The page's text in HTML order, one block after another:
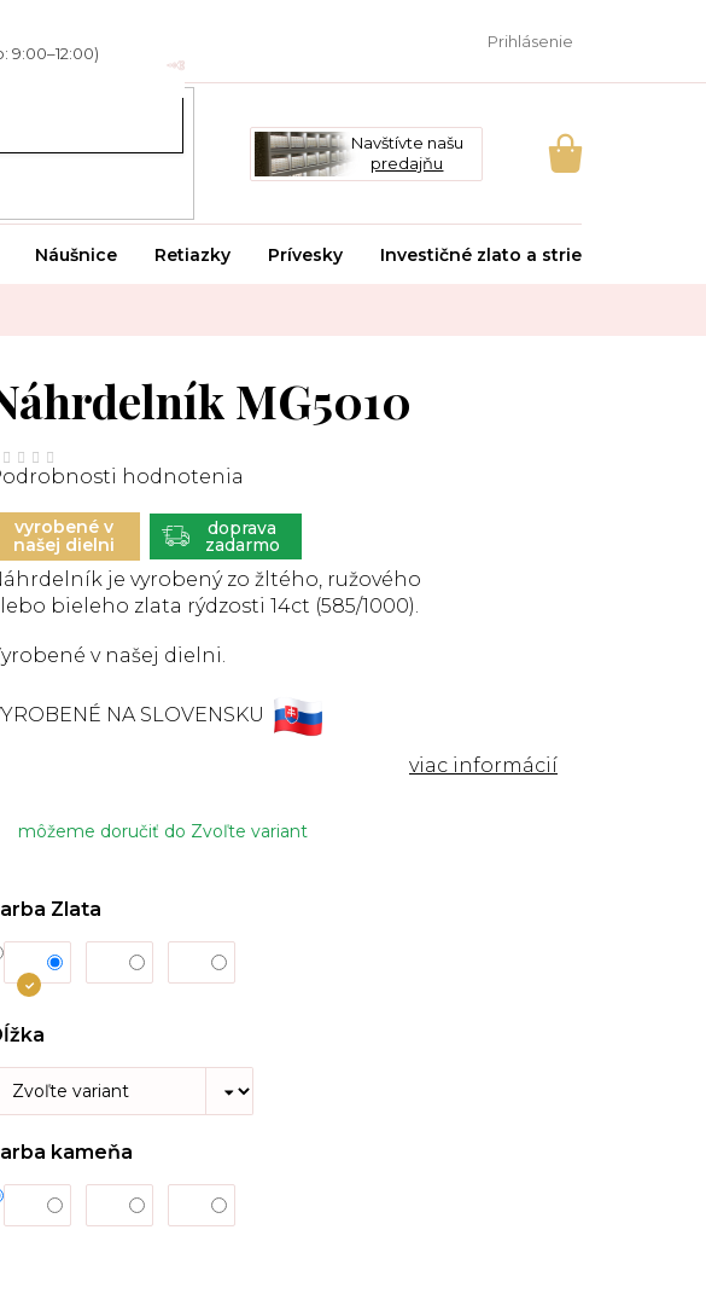
Prihlásenie
Navštívte našu
predajňu
NÁKUPNÝ
Náušnice Retiazky Prívesky Investičné zlato a striebro
môžeme doručiť do Zvoľte variant
Zlata
kameňa
je vyrobený zo žltého, ružového
bieleho zlata rýdzosti 14ct (585/1000).
v našej dielni.
NA SLOVENSKU
MG5010
hodnotenia
vyrobené v
našej dielni
ZADARMO